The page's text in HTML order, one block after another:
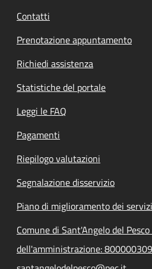
Contatti
Prenotazione appuntamento
Richiedi assistenza
Statistiche del portale
Leggi le FAQ
Pagamenti
Riepilogo valutazioni
Segnalazione disservizio
Piano di miglioramento dei servizi
Comune di Sant'Angelo del
dell'amministrazione: